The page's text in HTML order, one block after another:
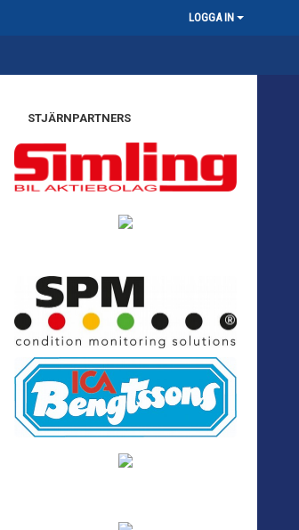
LOGGA IN
STJÄRNPARTNERS